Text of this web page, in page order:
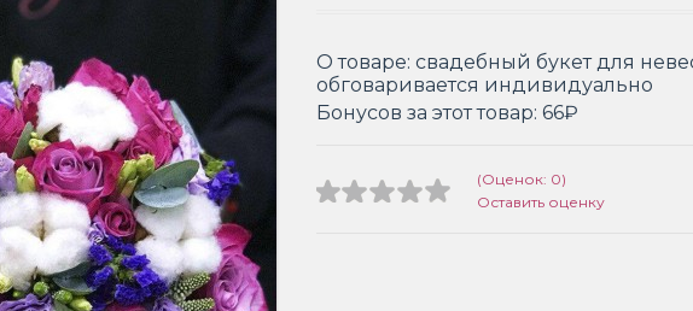
О товаре: свадебный букет для
обговаривается индивидуально
Бонусов за этот товар: 66₽
(Оценок: 0)
Оставить оценку